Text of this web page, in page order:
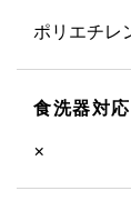
ポリエチ
食洗器対応
×